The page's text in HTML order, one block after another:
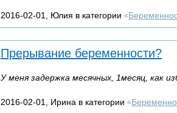
2016-02-01, Юлия в категории «
Прерывание беременности?
У меня задержка месячных, 1месяц, как
2016-02-01, Ирина в категории «